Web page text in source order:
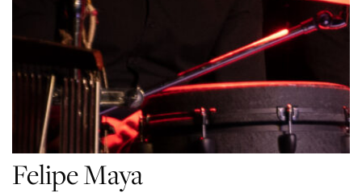
Felipe Maya